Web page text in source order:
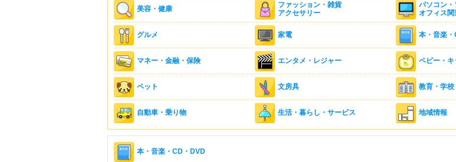
美容・健康
ファッション・雑貨
アクセサリー
パソコン
オフィス関
グルメ 家電 本・音楽
マネー・金融・保険 エンタメ・レジャー ベビー・キ
ペット 文房具 教育・学校
自動車・乗り物 生活・暮らし・サービス 地域情報
本・音楽・CD・DVD